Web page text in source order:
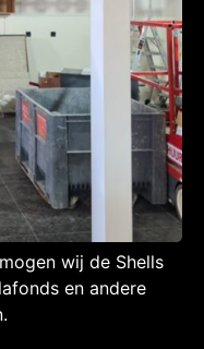
wij de Shells
en andere